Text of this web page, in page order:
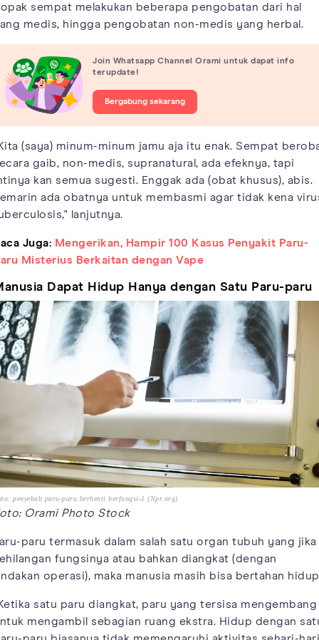
sempat melakukan beberapa pengobatan dari hal
medis, hingga pengobatan non-medis yang herbal.
Join Whatsapp Channel Orami untuk dapat info
terupdate!
Bergabung sekarang
(saya) minum-minum jamu aja itu enak. Sempat
gaib, non-medis, supranatural, ada efeknya, tapi
kan semua sugesti. Enggak ada (obat khusus), abis.
ada obatnya untuk membasmi agar tidak kena
lanjutnya.
Juga: Mengerikan, Hampir 100 Kasus Penyakit Paru-
Misterius Berkaitan dengan Vape
Dapat Hidup Hanya dengan Satu Paru-paru
penyebab paru-paru berhenti berfungsi-1 (Npr.org)
Orami Photo Stock
paru termasuk dalam salah satu organ tubuh yang jika
fungsinya atau bahkan diangkat (dengan
operasi), maka manusia masih bisa bertahan
satu paru diangkat, paru yang tersisa mengembang
mengambil sebagian ruang ekstra. Hidup dengan